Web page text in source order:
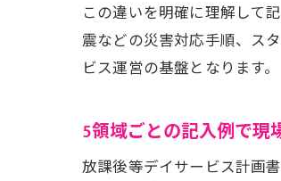
この違いを明確に理解して
震などの災害対応手順、ス
ビス運営の基盤となります。
5領域ごとの記入例で現
放課後等デイサービス計画